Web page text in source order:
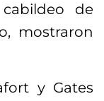
de
mostraron
y Gates